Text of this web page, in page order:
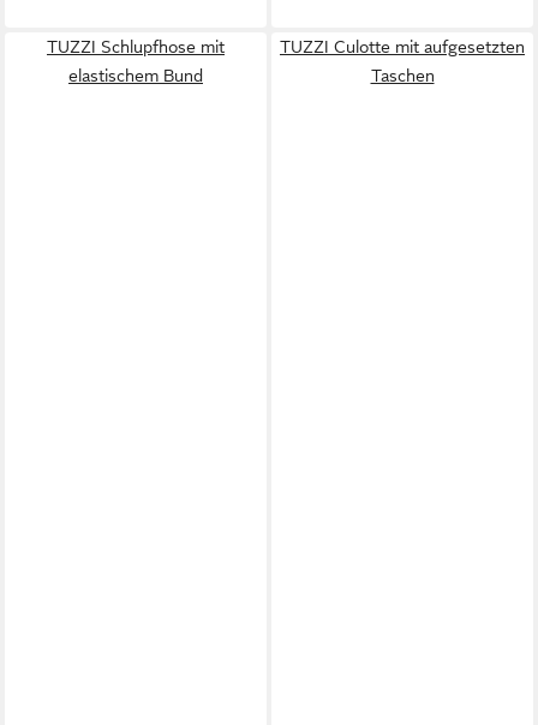
TUZZI Schlupfhose mit
elastischem Bund
TUZZI Culotte mit aufgesetzten
Taschen